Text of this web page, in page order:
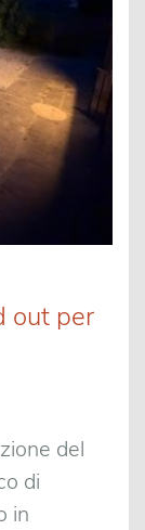
out per
del
di
in